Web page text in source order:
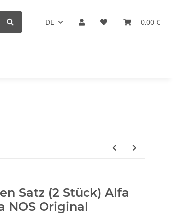
DE 0,00 €
Satz (2 Stück) Alfa
NOS Original